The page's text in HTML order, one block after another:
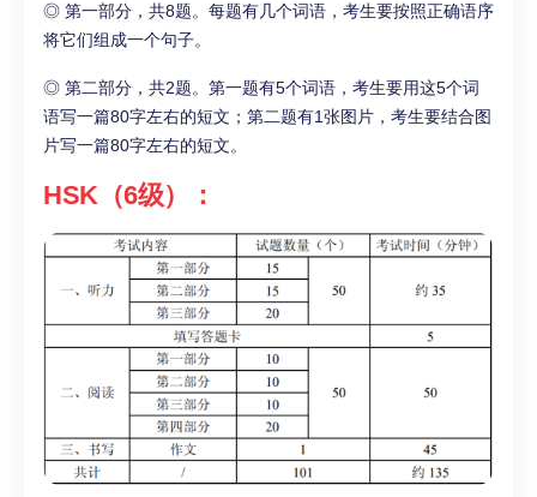
◎ 第一部分，共8题。每题有几个词语，考生要按照正确语序
将它们组成一个句子。
◎ 第二部分，共2题。第一题有5个词语，考生要用这5个词
语写一篇80字左右的短文；第二题有1张图片，考生要结合图
片写一篇80字左右的短文。
HSK（6级）：